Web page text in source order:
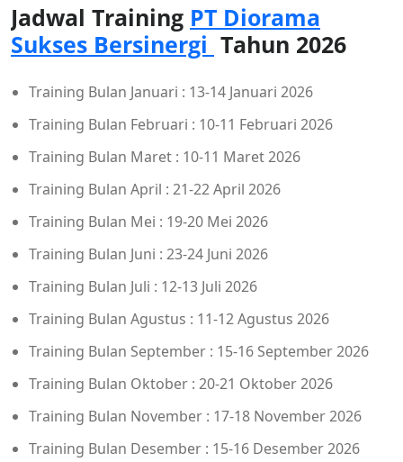
Jadwal Training PT Diorama
Sukses Bersinergi Tahun 2026
Training Bulan Januari : 13-14 Januari 2026
Training Bulan Februari : 10-11 Februari 2026
Training Bulan Maret : 10-11 Maret 2026
Training Bulan April : 21-22 April 2026
Training Bulan Mei : 19-20 Mei 2026
Training Bulan Juni : 23-24 Juni 2026
Training Bulan Juli : 12-13 Juli 2026
Training Bulan Agustus : 11-12 Agustus 2026
Training Bulan September : 15-16 September 2026
Training Bulan Oktober : 20-21 Oktober 2026
Training Bulan November : 17-18 November 2026
Training Bulan Desember : 15-16 Desember 2026